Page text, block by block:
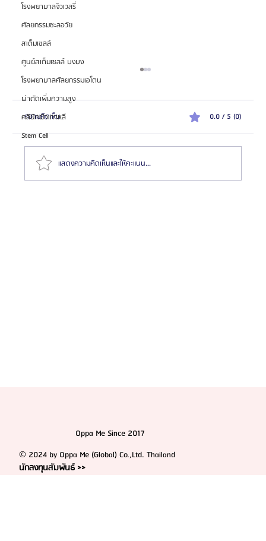
โรงพยาบาลจิวเวลรี่
ศัลยกรรมชะลอวัย
สเต็มเซลล์
ศูนย์สเต็มเซลล์ บงบง
โรงพยาบาลศัลยกรรมเอโตน
ผ่าตัดเพิ่มความสูง
คลินิกผิวเกาหลี
Stem Cell
ความคิดเห็น 0.0 / 5 (0)
แสดงความคิดเห็นและให้คะแนน...
Oppa Me Since 2017
© 2024 by Oppa Me (Global) Co.,Ltd. Thailand
นักลงทุนสัมพันธ์ >>